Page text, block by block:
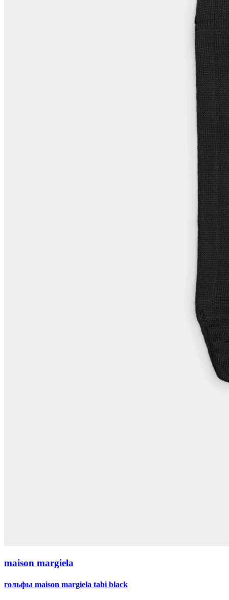
maison margiela
гольфы maison margiela tabi black